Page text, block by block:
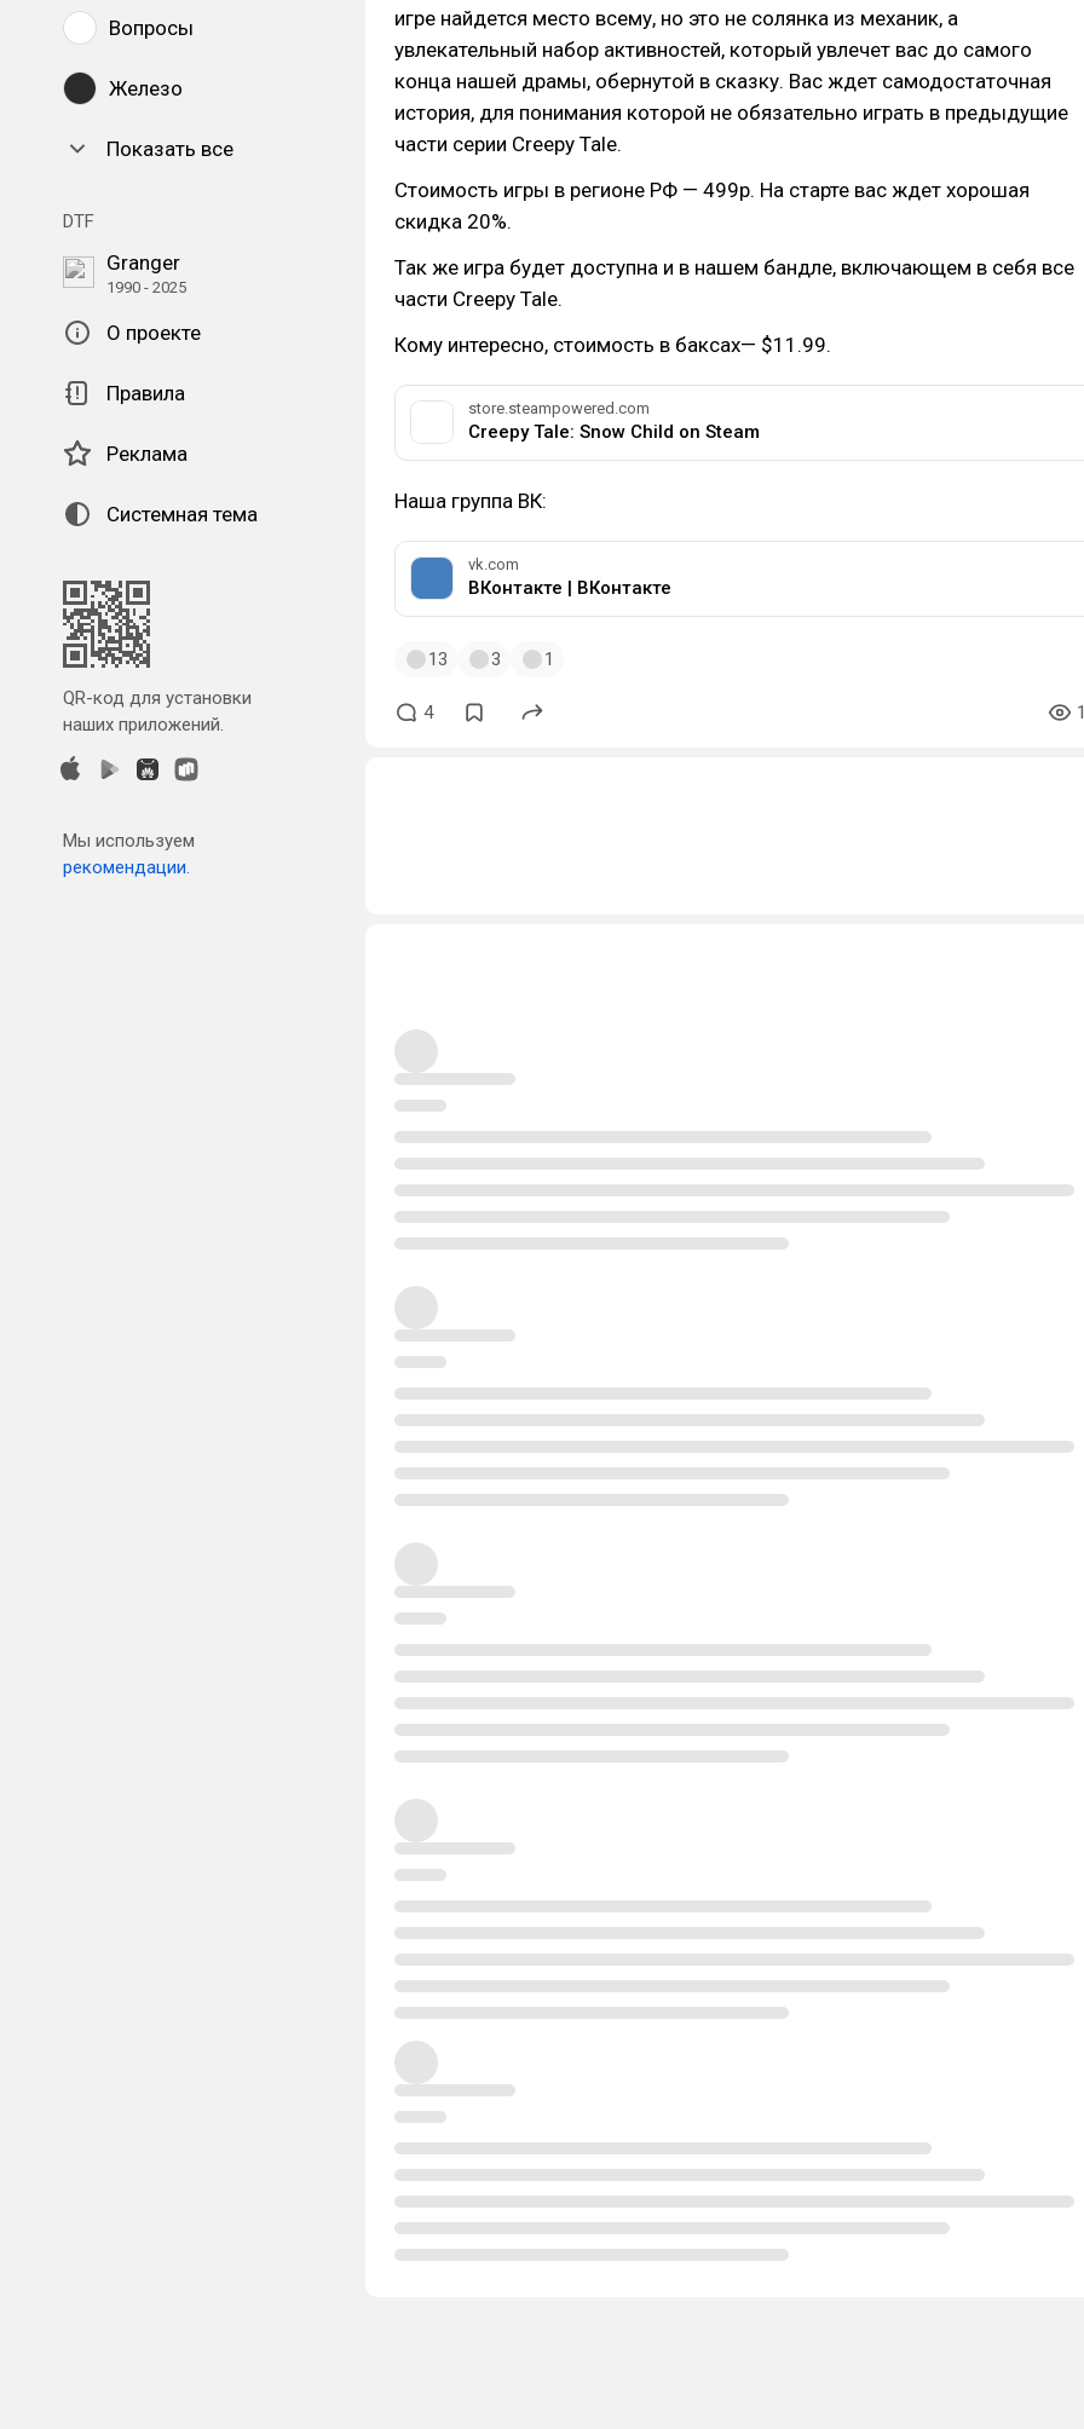
Вопросы
Железо
Показать все
DTF
Granger
1990 - 2025
О проекте
Правила
Реклама
Системная тема
QR-код для установки
наших приложений.
Мы используем
рекомендации.
игре найдется место всему, но это не солянка из механик, а
увлекательный набор активностей, который увлечет вас до самого
конца нашей драмы, обернутой в сказку. Вас ждет самодостаточная
история, для понимания которой не обязательно играть в предыдущие
части серии Creepy Tale.
Стоимость игры в регионе РФ — 499р. На старте вас ждет хорошая
скидка 20%.
Так же игра будет доступна и в нашем бандле, включающем в себя все
части Creepy Tale.
Кому интересно, стоимость в баксах— $11.99.
store.steampowered.com
Creepy Tale: Snow Child on Steam
Наша группа ВК:
vk.com
ВКонтакте | ВКонтакте
13 3 1
4